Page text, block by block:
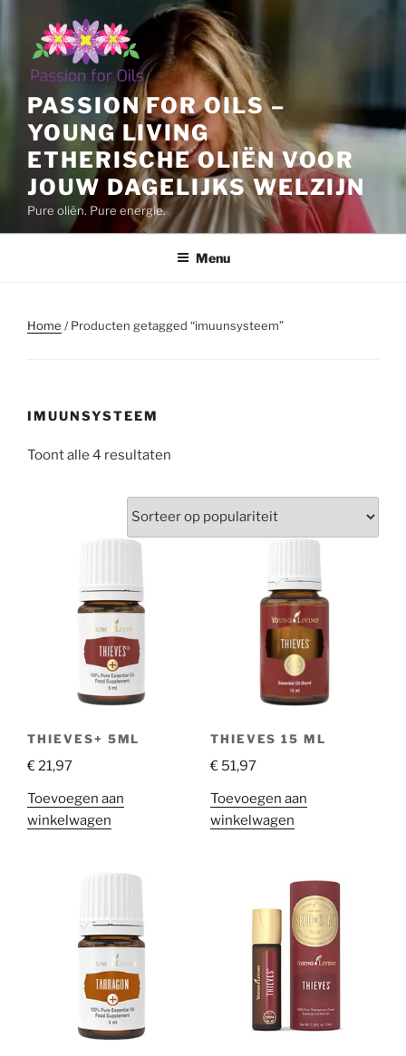
inhoud
PASSION FOR OILS –
YOUNG LIVING
ETHERISCHE OLIËN VOOR
JOUW DAGELIJKS WELZIJN
Pure oliën. Pure energie.
Menu
Home / Producten getagged “imuunsysteem”
IMUUNSYSTEEM
Toont alle 4 resultaten
populariteit
THIEVES+ 5ML
€21,97
Toevoegen aan
winkelwagen
THIEVES 15 ML
€51,97
Toevoegen aan
winkelwagen